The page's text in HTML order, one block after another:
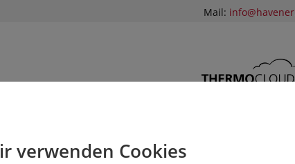
verwenden Cookies
Mail: